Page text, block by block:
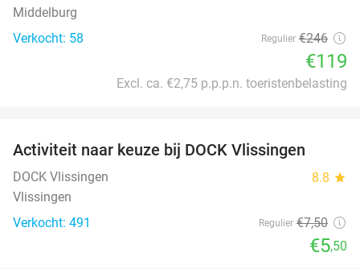
Middelburg
Verkocht: 58
Regulier €246
€119
Excl. ca. €2,75 p.p.p.n. toeristenbelasting
Activiteit naar keuze bij DOCK Vlissingen
DOCK Vlissingen 8.8 star
Vlissingen
Verkocht: 491
Regulier €7,50
€5,50